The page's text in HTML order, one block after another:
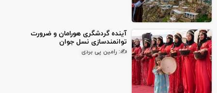
آینده گردشگری هورامان و ضرورت
توانمندسازی نسل جوان
✍: رامین پی بردی